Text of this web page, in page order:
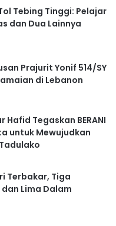
Tebing Tinggi: Pelajar
dan Dua Lainnya
Prajurit Yonif 514/SY
di Lebanon
Hafid Tegaskan BERANI
untuk Mewujudkan
Terbakar, Tiga
Lima Dalam